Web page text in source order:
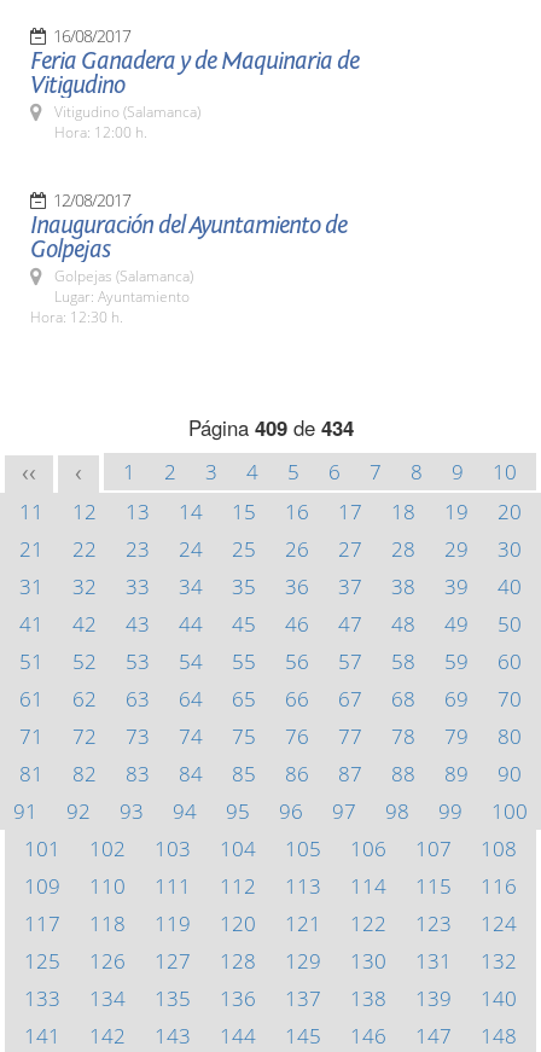
16/08/2017
Feria Ganadera y de Maquinaria de
Vitigudino
Vitigudino (Salamanca)
Hora: 12:00 h.
12/08/2017
Inauguración del Ayuntamiento de
Golpejas
Golpejas (Salamanca)
Lugar: Ayuntamiento
Hora: 12:30 h.
Página 409de 434
<< < 1 2 3 4 5 6 7 8 9
10
11
12 13 14 15 16 17 18 19
20
21
22 23 24 25 26 27 28 29
30
31
32 33 34 35 36 37 38 39
40
41
42 43 44 45 46 47 48 49
50
51
52 53 54 55 56 57 58 59
60
61
62 63 64 65 66 67 68 69
70
71
72 73 74 75 76 77 78 79
80
81
82 83 84 85 86 87 88 89
90
91
92 93 94 95 96 97 98 99
100
101
102 103 104 105 106 107
108
109
110 111 112 113 114 115
116
117
118 119 120 121 122 123
124
125
126 127 128 129 130 131
132
133
134 135 136 137 138 139
140
141
142 143 144 145 146 147
148